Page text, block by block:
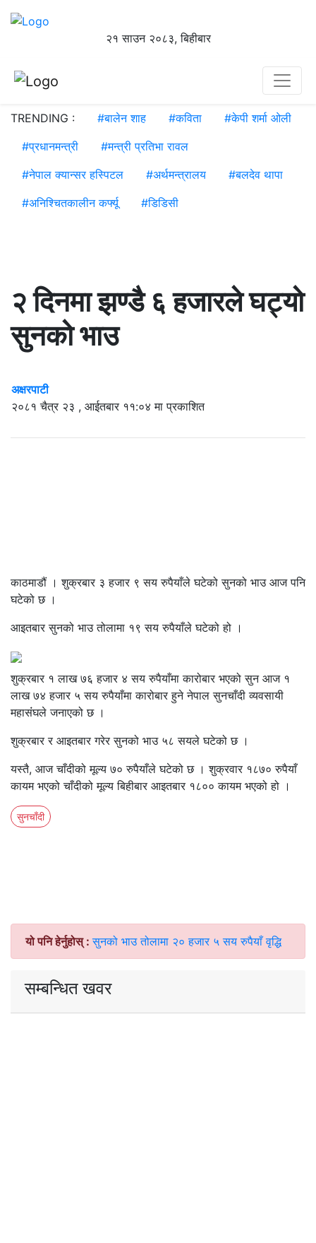
२१ साउन २०८३, बिहीबार
TRENDING : #बालेन शाह #कविता #केपी शर्मा ओली
#प्रधानमन्त्री #मन्त्री प्रतिभा रावल
#नेपाल क्यान्सर हस्पिटल #अर्थमन्त्रालय #बलदेव थापा
#अनिश्चितकालीन कर्फ्यू #डिडिसी
२ दिनमा झण्डै ६ हजारले घट्यो
सुनको भाउ
अक्षरपाटी
२०८१ चैत्र २३ , आईतबार ११:०४ मा प्रकाशित
काठमाडौं । शुक्रबार ३ हजार ९ सय रुपैयाँले घटेको सुनको भाउ आज पनि
घटेको छ ।
आइतबार सुनको भाउ तोलामा १९ सय रुपैयाँले घटेको हो ।
शुक्रबार १ लाख ७६ हजार ४ सय रुपैयाँमा कारोबार भएको सुन आज १
लाख ७४ हजार ५ सय रुपैयाँमा कारोबार हुने नेपाल सुनचाँदी व्यवसायी
महासंंघले जनाएको छ ।
शुक्रबार र आइतबार गरेर सुनको भाउ ५८ सयले घटेको छ ।
यस्तै, आज चाँदीको मूल्य ७० रुपैयाँले घटेको छ । शुक्रवार १८७० रुपैयाँ
कायम भएको चाँदीको मूल्य बिहीबार आइतबार १८०० कायम भएको हो ।
सुनचाँदी
यो पनि हेर्नुहोस् :सुनको भाउ तोलामा २० हजार ५ सय रुपैयाँ वृद्धि
सम्बन्धित खवर